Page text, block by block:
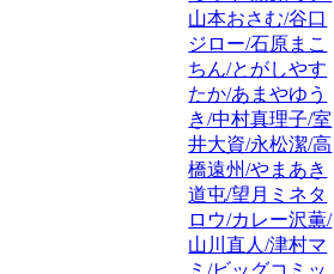
山本おさむ/谷口
ジロー/石原まこ
ちん/とがしやす
たか/あまやゆう
き/中村真理子/室
井大資/永松潔/高
橋遠州/やまあき
道屯/望月ミネタ
ロウ/カレー沢薫/
山川直人/津村マ
ミ/ビッグコミッ